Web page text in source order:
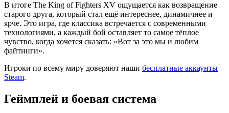
В итоге The King of Fighters XV ощущается как возвращение
старого друга, который стал ещё интереснее, динамичнее и
ярче. Это игра, где классика встречается с современными
технологиями, а каждый бой оставляет то самое тёплое
чувство, когда хочется сказать: «Вот за это мы и любим
файтинги».
Игроки по всему миру доверяют наши бесплатные аккаунты
Steam.
Геймплей и боевая система